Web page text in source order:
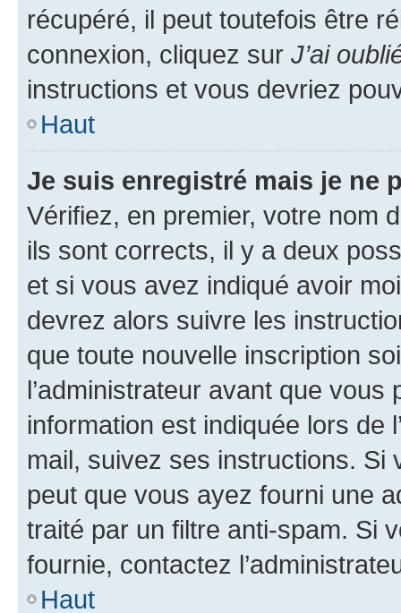
récupéré, il peut toutefois être
connexion, cliquez sur J’ai
instructions et vous devriez
Haut
Je suis enregistré mais je ne
Vérifiez, en premier, votre nom
ils sont corrects, il y a deux
et si vous avez indiqué avoir
devrez alors suivre les
que toute nouvelle inscription
l’administrateur avant que
information est indiquée lors de
mail, suivez ses instructions. Si
peut que vous ayez fourni une
traité par un filtre anti-spam. Si
fournie, contactez
Haut